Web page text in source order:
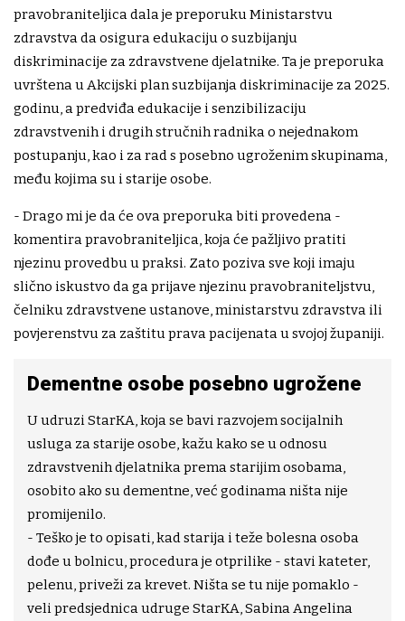
pravobraniteljica dala je preporuku Ministarstvu
zdravstva da osigura edukaciju o suzbijanju
diskriminacije za zdravstvene djelatnike. Ta je preporuka
uvrštena u Akcijski plan suzbijanja diskriminacije za 2025.
godinu, a predviđa edukacije i senzibilizaciju
zdravstvenih i drugih stručnih radnika o nejednakom
postupanju, kao i za rad s posebno ugroženim skupinama,
među kojima su i starije osobe.
- Drago mi je da će ova preporuka biti provedena -
komentira pravobraniteljica, koja će pažljivo pratiti
njezinu provedbu u praksi. Zato poziva sve koji imaju
slično iskustvo da ga prijave njezinu pravobraniteljstvu,
čelniku zdravstvene ustanove, ministarstvu zdravstva ili
povjerenstvu za zaštitu prava pacijenata u svojoj županiji.
Dementne osobe posebno ugrožene
U udruzi StarKA, koja se bavi razvojem socijalnih
usluga za starije osobe, kažu kako se u odnosu
zdravstvenih djelatnika prema starijim osobama,
osobito ako su dementne, već godinama ništa nije
promijenilo.
- Teško je to opisati, kad starija i teže bolesna osoba
dođe u bolnicu, procedura je otprilike - stavi kateter,
pelenu, priveži za krevet. Ništa se tu nije pomaklo -
veli predsjednica udruge StarKA, Sabina Angelina